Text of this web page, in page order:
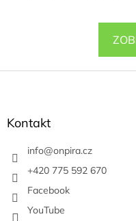
Z
Kontakt
info@onpira.cz
+420 775 592 670
Facebook
YouTube